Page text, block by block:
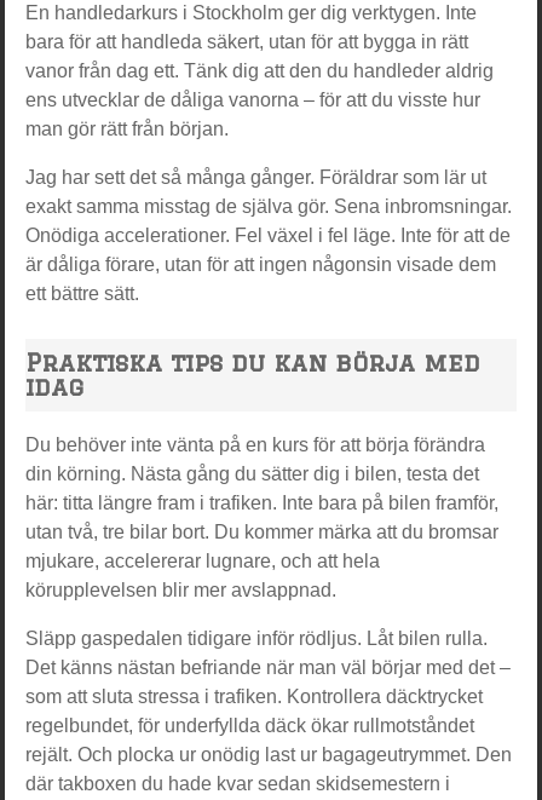
En handledarkurs i Stockholm ger dig verktygen. Inte
bara för att handleda säkert, utan för att bygga in rätt
vanor från dag ett. Tänk dig att den du handleder aldrig
ens utvecklar de dåliga vanorna – för att du visste hur
man gör rätt från början.
Jag har sett det så många gånger. Föräldrar som lär ut
exakt samma misstag de själva gör. Sena inbromsningar.
Onödiga accelerationer. Fel växel i fel läge. Inte för att de
är dåliga förare, utan för att ingen någonsin visade dem
ett bättre sätt.
Praktiska tips du kan börja med
idag
Du behöver inte vänta på en kurs för att börja förändra
din körning. Nästa gång du sätter dig i bilen, testa det
här: titta längre fram i trafiken. Inte bara på bilen framför,
utan två, tre bilar bort. Du kommer märka att du bromsar
mjukare, accelererar lugnare, och att hela
körupplevelsen blir mer avslappnad.
Släpp gaspedalen tidigare inför rödljus. Låt bilen rulla.
Det känns nästan befriande när man väl börjar med det –
som att sluta stressa i trafiken. Kontrollera däcktrycket
regelbundet, för underfyllda däck ökar rullmotståndet
rejält. Och plocka ur onödig last ur bagageutrymmet. Den
där takboxen du hade kvar sedan skidsemestern i